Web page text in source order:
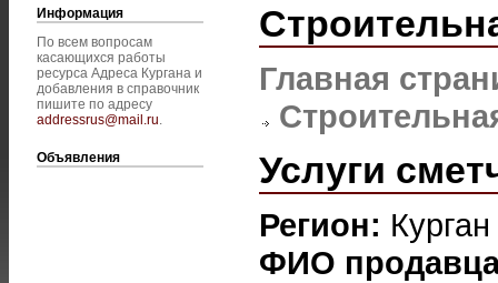
Информация
По всем вопросам
касающихся работы
ресурса Адреса Кургана и
добавления в справочник
пишите по адресу
addressrus@mail.ru.
Объявления
Главная
Услуги
Регион: Курган
ФИО